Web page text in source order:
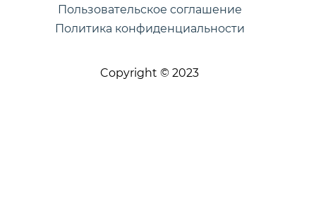
Пользовательское соглашение
Политика конфиденциальности
Copyright © 2023